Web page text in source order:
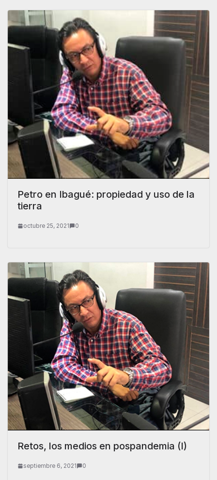
Petro en Ibagué: propiedad y uso de la
tierra
octubre 25, 2021 0
Retos, los medios en pospandemia (I)
septiembre 6, 2021 0